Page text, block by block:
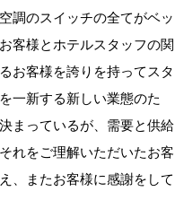
調のスイッチの全てがベッ
客様とホテルスタッフの関
お客様を誇りを持ってスタ
一新する新しい業態のた
まっているが、需要と供給
れをご理解いただいたお客
、またお客様に感謝をして